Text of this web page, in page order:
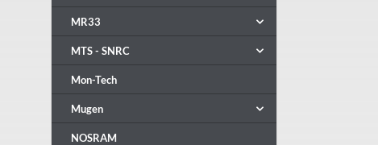
MR33
MTS - SNRC
Mon-Tech
Mugen
NOSRAM